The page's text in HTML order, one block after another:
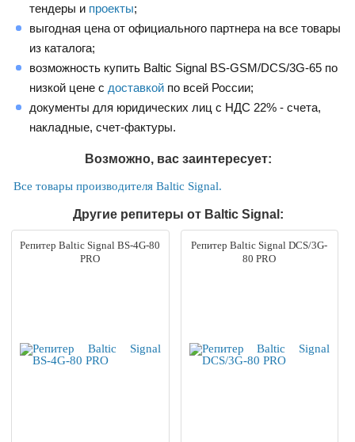
тендеры и проекты;
выгодная цена от официального партнера на все товары
из каталога;
возможность купить Baltic Signal BS-GSM/DCS/3G-65 по
низкой цене с доставкой по всей России;
документы для юридических лиц с НДС 22% - счета,
накладные, счет-фактуры.
Возможно, вас заинтересует:
Все товары производителя Baltic Signal.
Другие репитеры от Baltic Signal:
Репитер Baltic Signal BS-4G-80
PRO
Репитер Baltic Signal DCS/3G-
80 PRO